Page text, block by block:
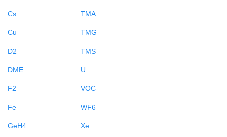
Cs
Cu
D2
DME
F2
Fe
GeH4
TMA
TMG
TMS
U
VOC
WF6
Xe